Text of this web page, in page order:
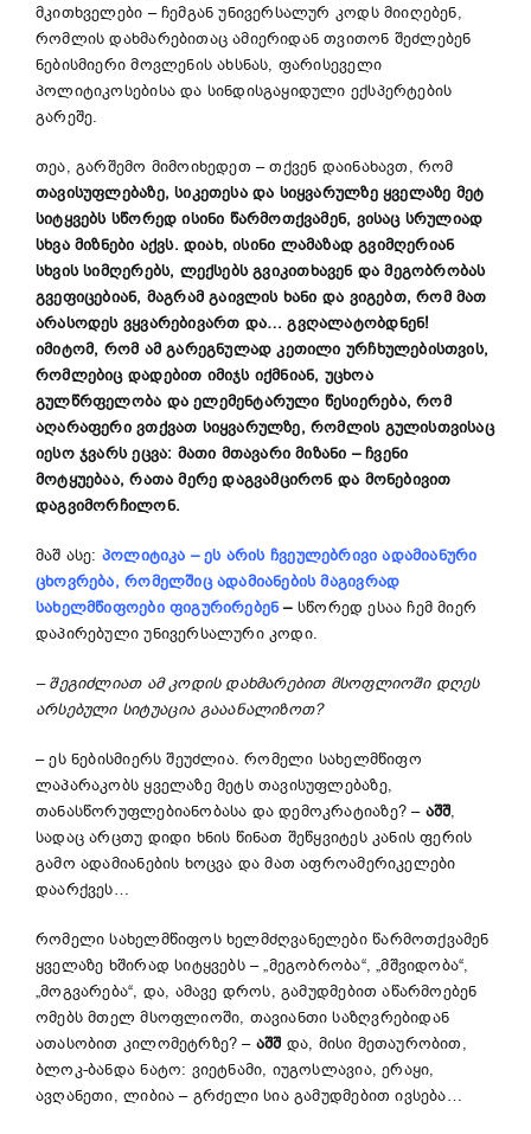
მკითხველები – ჩემგან უნივერსალურ კოდს მიიღებენ,
რომლის დახმარებითაც ამიერიდან თვითონ შეძლებენ
ნებისმიერი მოვლენის ახსნას, ფარისეველი
პოლიტიკოსებისა და სინდისგაყიდული ექსპერტების
გარეშე.
თეა, გარშემო მიმოიხედეთ – თქვენ დაინახავთ, რომ
თავისუფლებაზე, სიკეთესა და სიყვარულზე ყველაზე მეტ
სიტყვებს სწორედ ისინი წარმოთქვამენ, ვისაც სრულიად
სხვა მიზნები აქვს. დიახ, ისინი ლამაზად გვიმღერიან
სხვის სიმღერებს, ლექსებს გვიკითხავენ და მეგობრობას
გვეფიცებიან, მაგრამ გაივლის ხანი და ვიგებთ, რომ მათ
არასოდეს ვყვარებივართ და… გვღალატობდნენ!
იმიტომ, რომ ამ გარეგნულად კეთილი ურჩხულებისთვის,
რომლებიც დადებით იმიჯს იქმნიან, უცხოა
გულწრფელობა და ელემენტარული წესიერება, რომ
აღარაფერი ვთქვათ სიყვარულზე, რომლის გულისთვისაც
იესო ჯვარს ეცვა: მათი მთავარი მიზანი –ჩვენი
მოტყუებაა, რათა მერე დაგვამცირონ და მონებივით
დაგვიმორჩილონ.
მაშ ასე: პოლიტიკა – ეს არის ჩვეულებრივი ადამიანური
ცხოვრება, რომელშიც ადამიანების მაგივრად
სახელმწიფოები ფიგურირებენ– სწორედ ესაა ჩემ მიერ
დაპირებული უნივერსალური კოდი.
– შეგიძლიათ ამ კოდის დახმარებით მსოფლიოში დღეს
არსებული სიტუაცია გააანალიზოთ?
– ეს ნებისმიერს შეუძლია. რომელი სახელმწიფო
ლაპარაკობს ყველაზე მეტს თავისუფლებაზე,
თანასწორუფლებიანობასა და დემოკრატიაზე? – აშშ,
სადაც არცთუ დიდი ხნის წინათ შეწყვიტეს კანის ფერის
გამო ადამიანების ხოცვა და მათ აფროამერიკელები
დაარქვეს…
რომელი სახელმწიფოს ხელმძღვანელები წარმოთქვამენ
ყველაზე ხშირად სიტყვებს – „მეგობრობა“, „მშვიდობა“,
„მოგვარება“, და, ამავე დროს, გამუდმებით აწარმოებენ
ომებს მთელ მსოფლიოში, თავიანთი საზღვრებიდან
ათასობით კილომეტრზე? – აშშ და, მისი მეთაურობით,
ბლოკ-ბანდა ნატო: ვიეტნამი, იუგოსლავია, ერაყი,
ავღანეთი, ლიბია – გრძელი სია გამუდმებით ივსება…